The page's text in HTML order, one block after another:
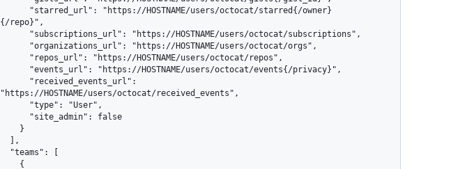
{/repo}",
"https://HOSTNAME/users/octocat/received_events",